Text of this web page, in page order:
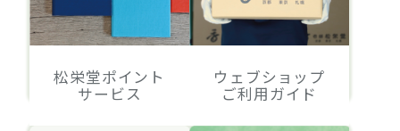
松栄堂ポイント
サービス
ウェブショップ
ご利用ガイド